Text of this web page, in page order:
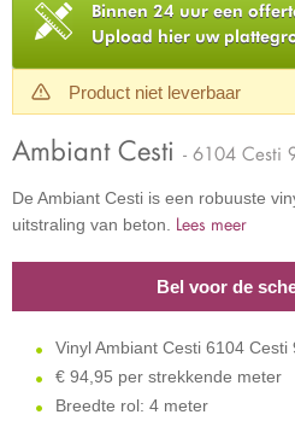
Binnen 24 uur een
Upload hier uw
Product niet leverbaar
Ambiant Cesti - 6104 Cesti
De Ambiant Cesti is een robuuste
uitstraling van beton. Lees meer
Bel voor de
Vinyl Ambiant Cesti 6104 Cesti
€ 94,95 per strekkende meter
Breedte rol: 4 meter